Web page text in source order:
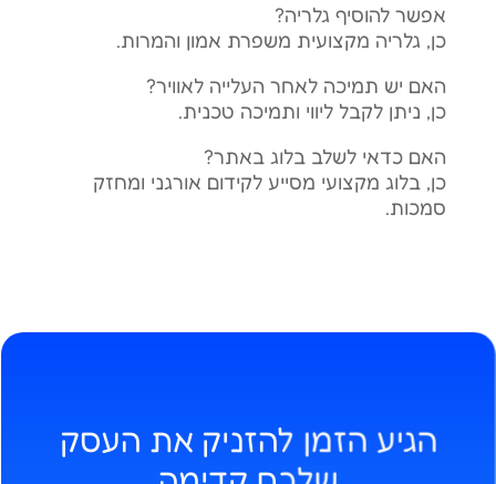
אפשר להוסיף גלריה?
כן, גלריה מקצועית משפרת אמון והמרות.
האם יש תמיכה לאחר העלייה לאוויר?
כן, ניתן לקבל ליווי ותמיכה טכנית.
האם כדאי לשלב בלוג באתר?
כן, בלוג מקצועי מסייע לקידום אורגני ומחזק
סמכות.
הגיע הזמן להזניק את העסק